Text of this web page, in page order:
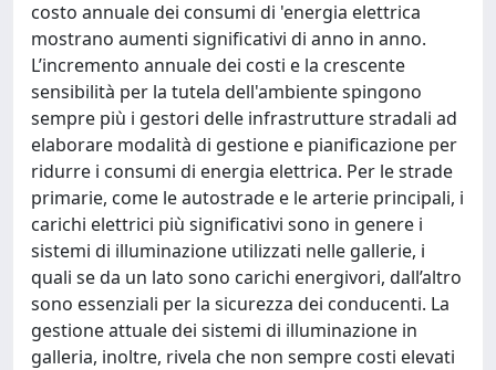
costo annuale dei consumi di 'energia elettrica
mostrano aumenti significativi di anno in anno.
L’incremento annuale dei costi e la crescente
sensibilità per la tutela dell'ambiente spingono
sempre più i gestori delle infrastrutture stradali ad
elaborare modalità di gestione e pianificazione per
ridurre i consumi di energia elettrica. Per le strade
primarie, come le autostrade e le arterie principali, i
carichi elettrici più significativi sono in genere i
sistemi di illuminazione utilizzati nelle gallerie, i
quali se da un lato sono carichi energivori, dall’altro
sono essenziali per la sicurezza dei conducenti. La
gestione attuale dei sistemi di illuminazione in
galleria, inoltre, rivela che non sempre costi elevati